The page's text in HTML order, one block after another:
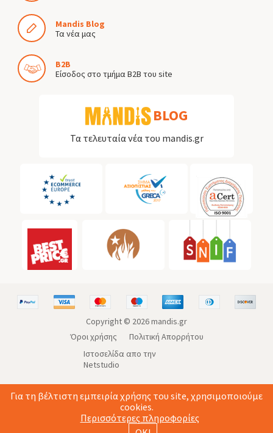
Mandis Blog
Τα νέα μας
B2B
Είσοδος στο τμήμα B2B του site
BLOG
Τα τελευταία νέα του mandis.gr
Copyright © 2026mandis.gr
Όροι χρήσης
Πολιτική Απορρήτου
Ιστοσελίδα απο την
Netstudio
Για τη βέλτιστη εμπειρία χρήσης του site, χρησιμοποιούμε
cookies.
Περισσότερες πληροφορίες